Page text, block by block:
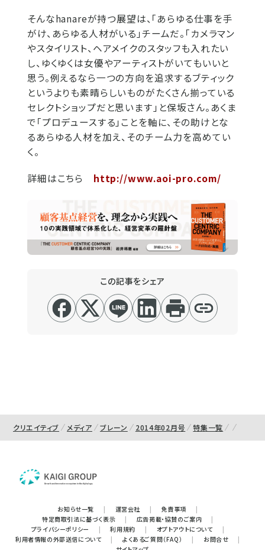
そんなhanareが持つ展望は、「あらゆる仕事を手
がけ、あらゆる人材がいる」チームだ。「カメラマン
やスタイリスト、ヘアメイクのスタッフも入れたい
し、ゆくゆくは女優やアーティストがいてもいいと
思う。例えるなら一つの方向を追求するブティック
というよりも素晴らしいものがたくさん揃っている
セレクトショップだと思います」と保坂さん。あくま
で「プロデュースする」ことを軸に、その助けとな
るあらゆる人材を加え、そのチーム力を高めてい
く。
詳細はこちら http://www.aoi-pro.com/
この記事をシェア
クリエイティブ メディア ブレーン 2014年02月号 特集一覧
お知らせ一覧 | 運営会社 | 免責事項
|
特定商取引法に基づく表示
| 広告掲載・協賛のご案内
|
プライバシーポリシー
| 利用規約 | オプトアウトについて
|
利用者情報の外部送信について
| よくあるご質問（FAQ） | お問合せ
|